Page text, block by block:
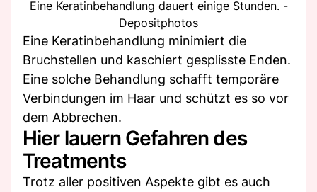
Eine Keratinbehandlung dauert einige Stunden. -
Depositphotos
Eine Keratinbehandlung minimiert die
Bruchstellen und kaschiert gesplisste Enden.
Eine solche Behandlung schafft temporäre
Verbindungen im Haar und schützt es so vor
dem Abbrechen.
Hier lauern Gefahren des
Treatments
Trotz aller positiven Aspekte gibt es auch